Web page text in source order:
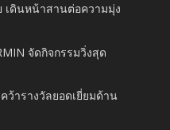
เดินหน้าสานต่อความมุ่ง
จัดกิจกรรมวิ่งสุด
ว้ารางวัลยอดเยี่ยมด้าน